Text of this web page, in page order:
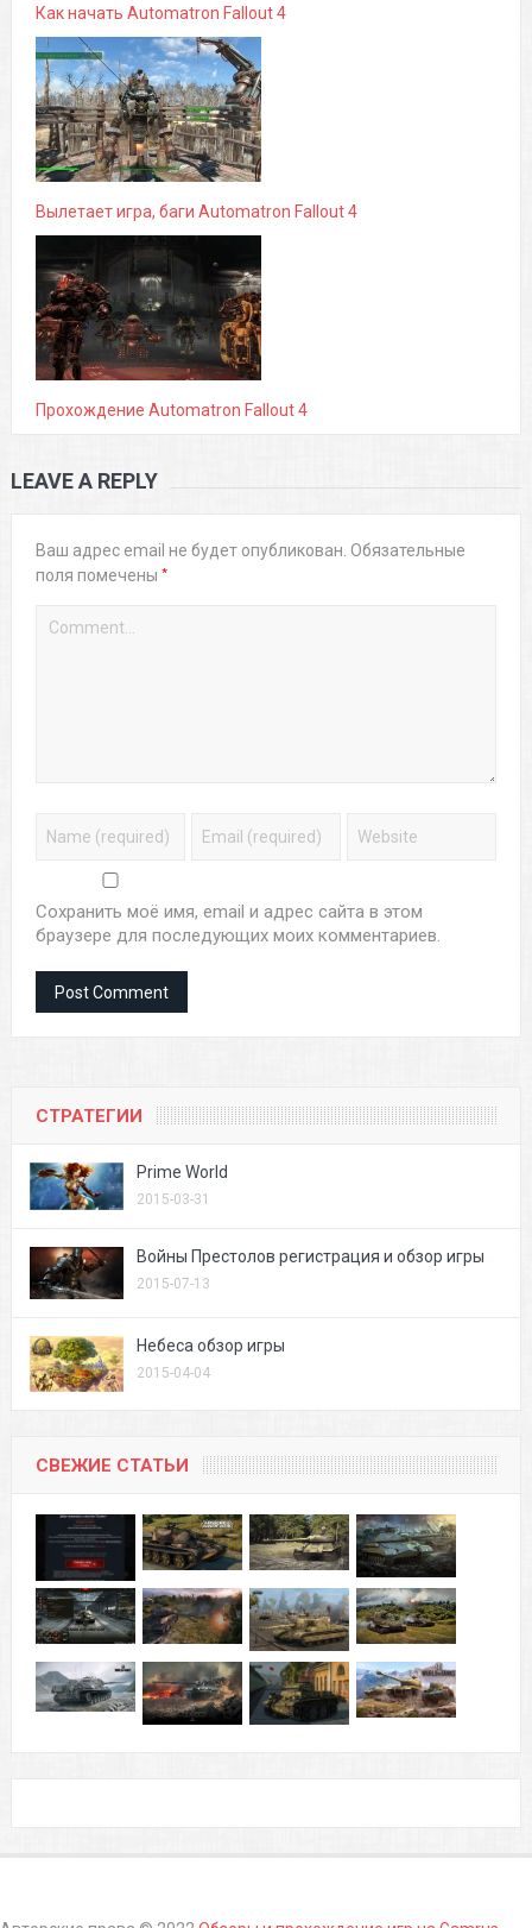
Как начать Automatron Fallout 4
Вылетает игра, баги Automatron Fallout 4
Прохождение Automatron Fallout 4
LEAVE A REPLY
Ваш адрес email не будет опубликован. Обязательные
поля помечены *
Сохранить моё имя, email и адрес сайта в этом
браузере для последующих моих комментариев.
СТРАТЕГИИ
Prime World
2015-03-31
Войны Престолов регистрация и обзор игры
2015-07-13
Небеса обзор игры
2015-04-04
СВЕЖИЕ СТАТЬИ